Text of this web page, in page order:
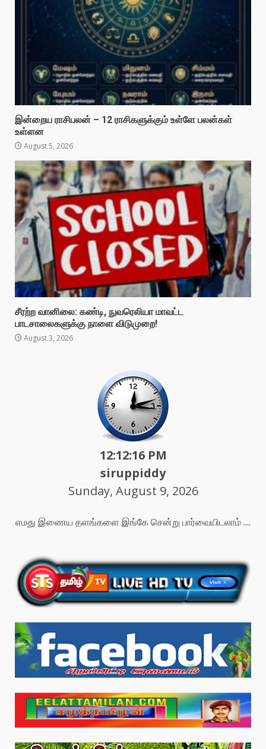
இன்றைய ராசிபலன் – 12 ராசிகளுக்கும் உள்ளே பலன்கள்
உள்ளன
August 5, 2026
சீரற்ற வானிலை: கண்டி, நுவரெலியா மாவட்ட
பாடசாலைகளுக்கு நாளை விடுமுறை!
August 3, 2026
12:12:18 PM
siruppiddy
Sunday, August 9, 2026
எமது இணைய தளங்களை இங்கே சென்று பார்வையிடலாம் ....